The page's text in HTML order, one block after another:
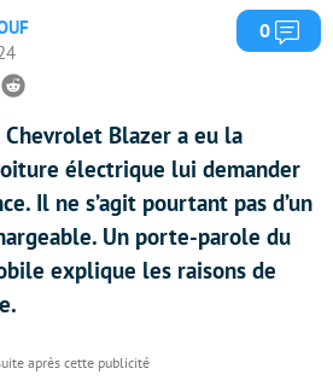
0
Reddit
Chevrolet Blazer a eu la
électrique lui demander
Il ne s’agit pourtant pas d’un
Un porte-parole du
explique les raisons de